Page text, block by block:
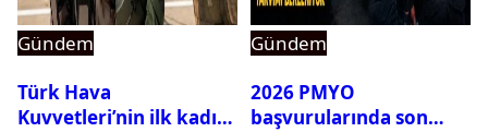
Gündem
Türk Hava
Kuvvetleri’nin ilk kadın
Gündem
2026 PMYO
başvurularında son